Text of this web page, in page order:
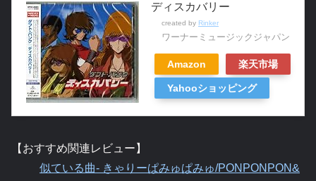
ディスカバリー
created by Rinker
ワーナーミュージックジャパン
Amazon 楽天市場
Yahooショッピング
【おすすめ関連レビュー】
似ている曲- きゃりーぱみゅぱみゅ/PONPONPON&